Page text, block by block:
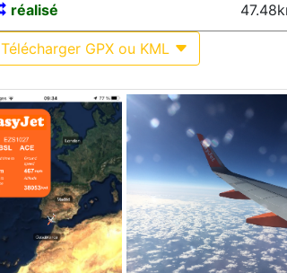
réalisé
Télécharger GPX ou KML